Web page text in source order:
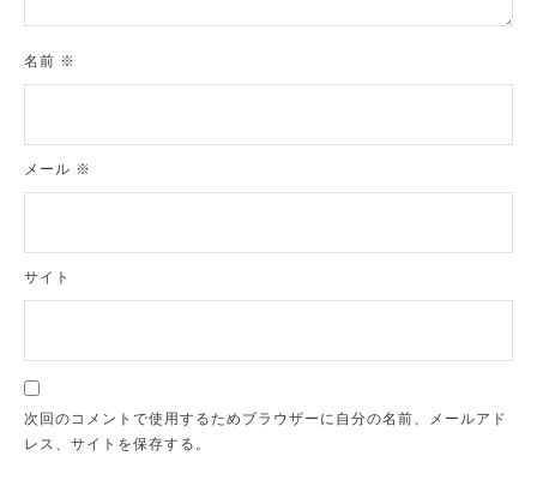
名前 ※
メール ※
サイト
次回のコメントで使用するためブラウザーに自分の名前、メールアド
レス、サイトを保存する。